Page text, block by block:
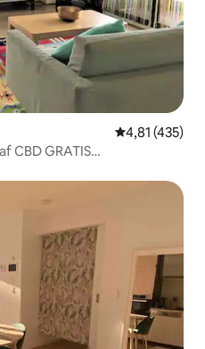
4,81 ud af 5 i
4,81 (435)
CBD GRATIS